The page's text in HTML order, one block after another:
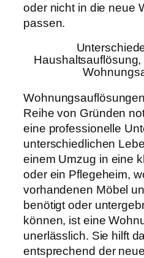
oder nicht in die neue
passen.
Reihe von Gründen
eine professionelle
unterschiedlichen
einem Umzug in eine
oder ein Pflegeheim,
vorhandenen Möbel
benötigt oder
können, ist eine
unerlässlich. Sie hilft
entsprechend der